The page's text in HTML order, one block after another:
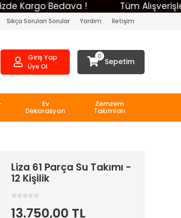
Bedava ! Tüm
Sıkça Sorulan Sorular Yardım İletişim
Giriş Yap
Üye Ol
0
Sepetim
Ev
Dekorasyon
Zemzem
Takımları
Liza 61 Parça Su Takımı -
12 Kişilik
13.750,00 TL